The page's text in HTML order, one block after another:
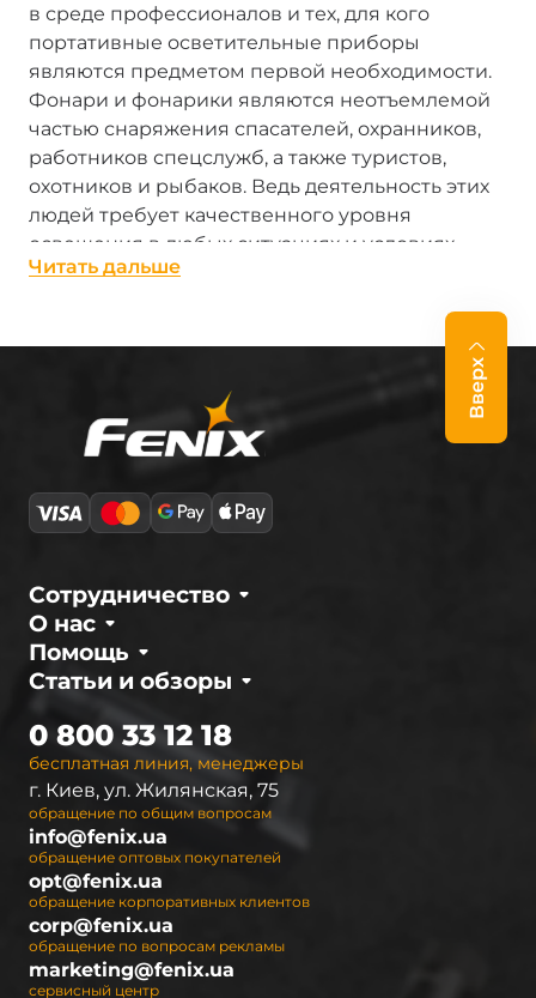
в среде профессионалов и тех, для кого
портативные осветительные приборы
являются предметом первой необходимости.
Фонари и фонарики являются неотъемлемой
частью снаряжения спасателей, охранников,
работников спецслужб, а также туристов,
охотников и рыбаков. Ведь деятельность этих
людей требует качественного уровня
освещения в любых ситуациях и условиях,
даже экстремальных.
Фонари производства Fenix – настоящие «лучи
солнца в кармане». Каждый, от сверхмощного
миниатюрного брелка-фонарика, достойно
выполняют свою работу. Фонари Феникс
отличаются высокой надежностью,
неприхотливостью и долговечностью, которые
подтверждены многочисленными тестами и
официальную гарантию 2 года на любую
модель.
Интернет-магазинfenix.ua
дистрибьютор в Украине. Мы предлагаем
полный ассортимент светодиодных фонарей
Fenix, а также необходимые аксессуары к ним.
Чтобы покупателям было легче
ориентироваться при выборе осветительных
устройств, они разделены на серии. В
настоящее время ассортимент Феникс
представлен 9 сериями ручных фонарей, 2
сериями налобных фонарей и 2 видами led
фонарей для велосипедистов (велофары).
Читать дальше
Вверх
О нас
Сотрудничество
Статьи и обзоры
Помощь
бесплатная линия, менеджеры
0 800 33 12 18
г. Киев, ул. Жилянская, 75
обращение по общим вопросам
info@fenix.ua
обращение оптовых покупателей
opt@fenix.ua
обращение корпоративных клиентов
corp@fenix.ua
обращение по вопросам рекламы
marketing@fenix.ua
сервисный центр